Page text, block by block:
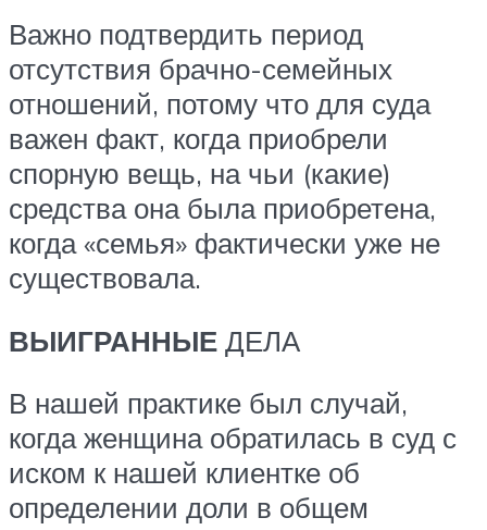
Важно подтвердить период
отсутствия брачно-семейных
отношений, потому что для суда
важен факт, когда приобрели
спорную вещь, на чьи (какие)
средства она была приобретена,
когда «семья» фактически уже не
существовала.
ВЫИГРАННЫЕ ДЕЛА
В нашей практике был случай,
когда женщина обратилась в суд с
иском к нашей клиентке об
определении доли в общем